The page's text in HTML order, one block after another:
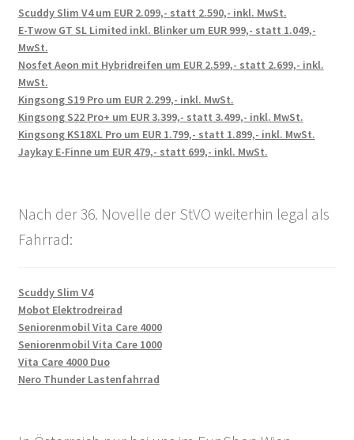
Scuddy Slim V4 um EUR 2.099,- statt 2.590,- inkl. MwSt.
E-Twow GT SL Limited inkl. Blinker um EUR 999,- statt 1.049,-
MwSt.
Nosfet Aeon mit Hybridreifen um EUR 2.599,- statt 2.699,- inkl.
MwSt.
Kingsong S19 Pro um EUR 2.299,- inkl. MwSt.
Kingsong S22 Pro+ um EUR 3.399,- statt 3.499,- inkl. MwSt.
Kingsong KS18XL Pro um EUR 1.799,- statt 1.899,- inkl. MwSt.
Jaykay E-Finne um EUR 479,- statt 699,- inkl. MwSt.
Nach der 36. Novelle der StVO weiterhin legal als
Fahrrad:
Scuddy Slim V4
Mobot Elektrodreirad
Seniorenmobil Vita Care 4000
Seniorenmobil Vita Care 1000
Vita Care 4000 Duo
Nero Thunder Lastenfahrrad